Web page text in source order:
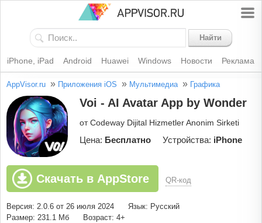
Найти
iPhone, iPad Android Huawei Windows Новости Реклама
AppVisor.ru » Приложения iOS » Мультимедиа » Графика
Voi - AI Avatar App by Wonder
от Codeway Dijital Hizmetler Anonim Sirketi
Цена: Бесплатно Устройства: iPhone
Скачать в AppStore QR-код
Версия: 2.0.6 от 26 июля 2024
Язык: Русский
Размер: 231.1 Мб
Возраст: 4+